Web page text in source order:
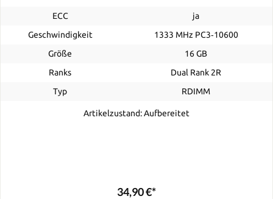
ECC
ja
Geschwindigkeit
1333 MHz PC3‑10600
Größe
16 GB
Ranks
Dual Rank 2R
Typ
RDIMM
Artikelzustand: Aufbereitet
34,90 €*